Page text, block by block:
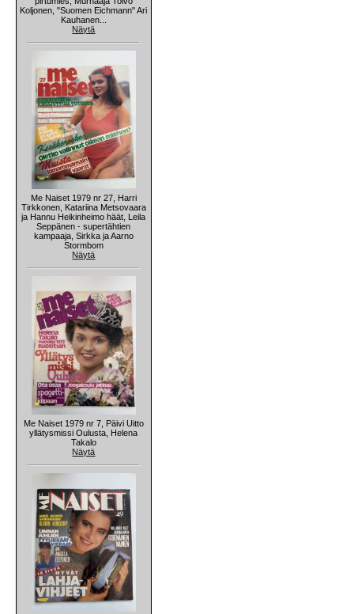
Koljonen, "Suomen Eichmann" Ari
Kauhanen...
Näytä
Me Naiset 1979 nr 27, Harri
Tirkkonen, Katariina Metsovaara
ja Hannu Heikinheimo häät, Leila
Seppänen - supertähtien
kampaaja, Sirkka ja Aarno
Stormbom
Näytä
Me Naiset 1979 nr 7, Päivi Uitto
yllätysmissi Oulusta, Helena
Takalo
Näytä